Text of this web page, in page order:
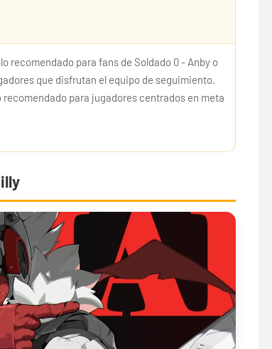
recomendado para fans de Soldado 0 - Anby o
que disfrutan el equipo de seguimiento.
recomendado para jugadores centrados en meta